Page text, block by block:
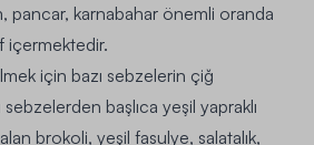
pancar, karnabahar önemli oranda
içermektedir.
için bazı sebzelerin çiğ
başlıca yeşil yapraklı
brokoli, yeşil fasulye, salatalık,